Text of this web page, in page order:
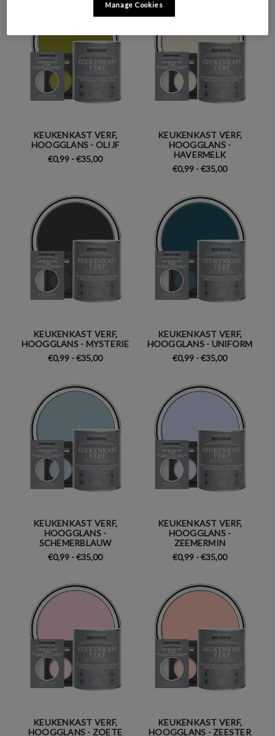
KEUKENKAST VERF,
HOOGGLANS - OLIJF
€0,99 - €35,00
KEUKENKAST VERF,
HOOGGLANS -
HAVERMELK
€0,99 - €35,00
KEUKENKAST VERF,
HOOGGLANS - MYSTERIE
€0,99 - €35,00
KEUKENKAST VERF,
HOOGGLANS - UNIFORM
€0,99 - €35,00
KEUKENKAST VERF,
HOOGGLANS -
SCHEMERBLAUW
€0,99 - €35,00
KEUKENKAST VERF,
HOOGGLANS -
ZEEMERMIN
€0,99 - €35,00
KEUKENKAST VERF,
HOOGGLANS - ZOETE
KEUKENKAST VERF,
HOOGGLANS - ZEESTER
Manage Cookies